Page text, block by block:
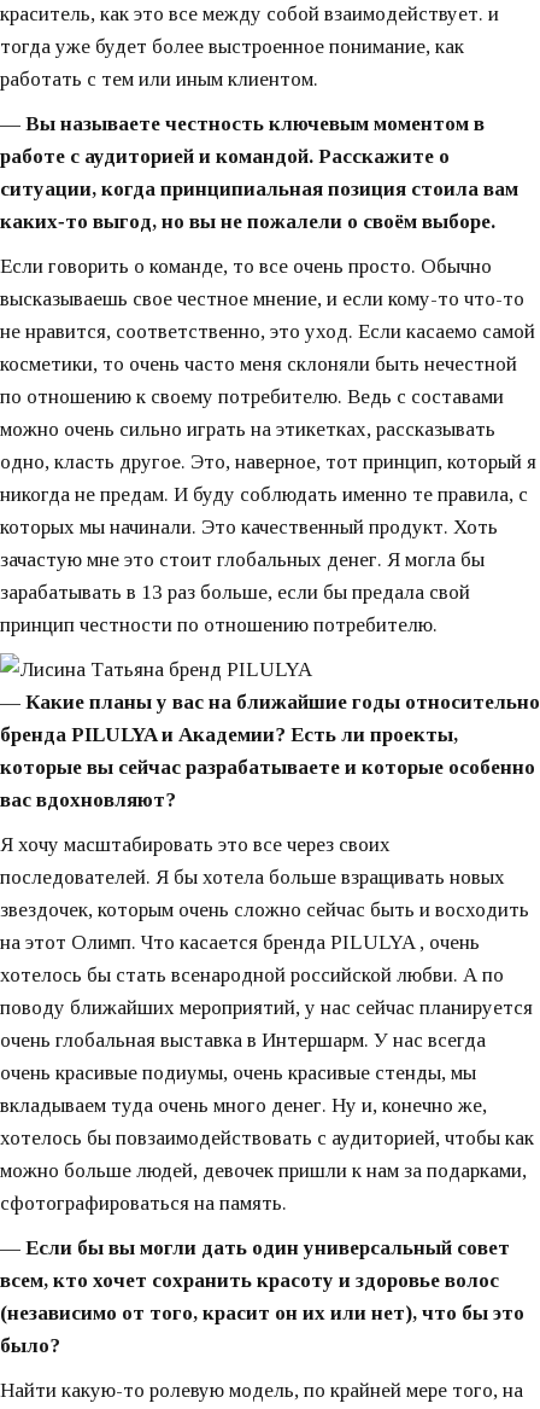
краситель, как это все между собой взаимодействует. и
тогда уже будет более выстроенное понимание, как
работать с тем или иным клиентом.
— Вы называете честность ключевым моментом в
работе с аудиторией и командой. Расскажите о
ситуации, когда принципиальная позиция стоила вам
каких‑то выгод, но вы не пожалели о своём выборе.
Если говорить о команде, то все очень просто. Обычно
высказываешь свое честное мнение, и если кому-то что-то
не нравится, соответственно, это уход. Если касаемо самой
косметики, то очень часто меня склоняли быть нечестной
по отношению к своему потребителю. Ведь с составами
можно очень сильно играть на этикетках, рассказывать
одно, класть другое. Это, наверное, тот принцип, который я
никогда не предам. И буду соблюдать именно те правила, с
которых мы начинали. Это качественный продукт. Хоть
зачастую мне это стоит глобальных денег. Я могла бы
зарабатывать в 13 раз больше, если бы предала свой
принцип честности по отношению потребителю.
— Какие планы у вас на ближайшие годы относительно
бренда PILULYA и Академии? Есть ли проекты,
которые вы сейчас разрабатываете и которые особенно
вас вдохновляют?
Я хочу масштабировать это все через своих
последователей. Я бы хотела больше взращивать новых
звездочек, которым очень сложно сейчас быть и восходить
на этот Олимп. Что касается бренда PILULYA , очень
хотелось бы стать всенародной российской любви. А по
поводу ближайших мероприятий, у нас сейчас планируется
очень глобальная выставка в Интершарм. У нас всегда
очень красивые подиумы, очень красивые стенды, мы
вкладываем туда очень много денег. Ну и, конечно же,
хотелось бы повзаимодействовать с аудиторией, чтобы как
можно больше людей, девочек пришли к нам за подарками,
сфотографироваться на память.
— Если бы вы могли дать один универсальный совет
всем, кто хочет сохранить красоту и здоровье волос
(независимо от того, красит он их или нет), что бы это
было?
Найти какую-то ролевую модель, по крайней мере того, на